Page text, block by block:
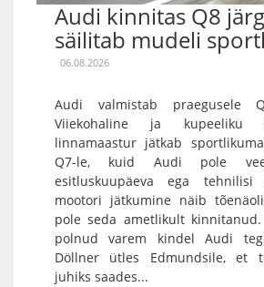
Audi kinnitas Q8
säilitab mudeli
06.08.2026
Audi valmistab praegusele
Viiekohaline ja kupeeliku
linnamaastur jätkab
Q7-le, kuid Audi pole
esitluskuupäeva ega tehnilisi
mootori jätkumine näib
pole seda ametlikult
polnud varem kindel Audi
Döllner ütles Edmundsile, et
juhiks saades...